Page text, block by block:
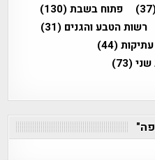
פתוח בשבת(130)
רשות הטבע והגנים (31)
(44)
שני(73)